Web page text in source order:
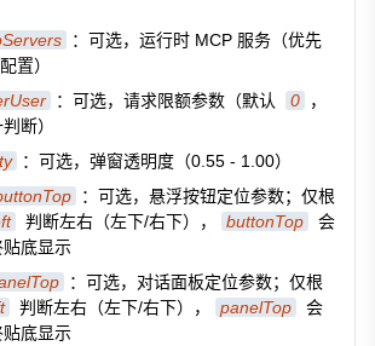
：可选，运行时 MCP 服务（优先
置）
：可选，请求限额参数（默认 0
，
断）
：可选，弹窗透明度（0.55 - 1.00）
：可选，悬浮按钮定位参数；仅根
判断左右（左下/右下）， buttonTop
会
底显示
：可选，对话面板定位参数；仅根
判断左右（左下/右下）， panelTop
会
底显示